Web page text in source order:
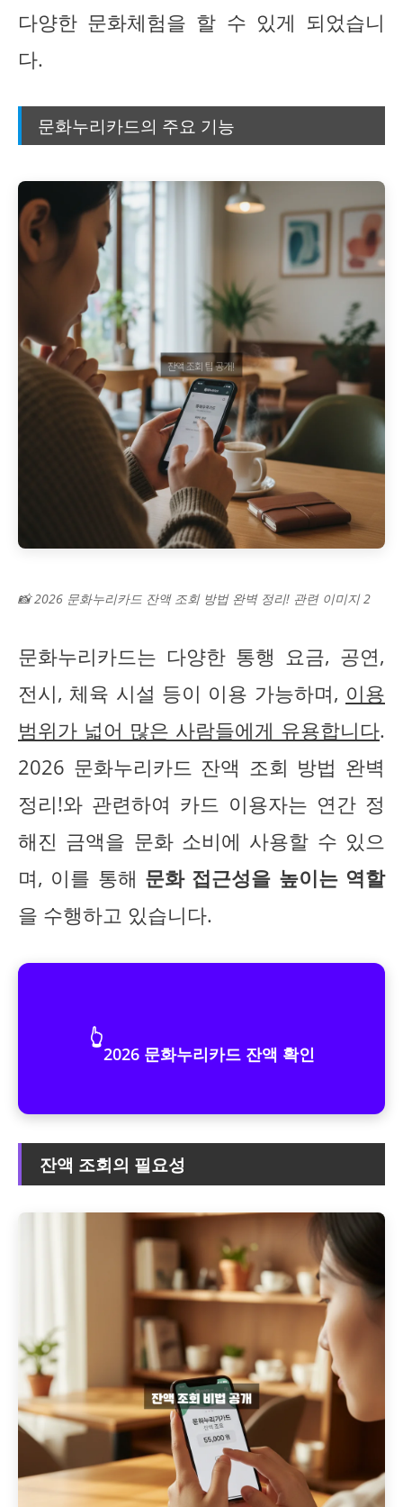
다양한 문화체험을 할 수 있게 되었습니
다.
문화누리카드의 주요 기능
📸 2026 문화누리카드 잔액 조회 방법 완벽 정리! 관련 이미지 2
문화누리카드는 다양한 통행 요금, 공연,
전시, 체육 시설 등이 이용 가능하며, 이용
범위가 넓어 많은 사람들에게 유용합니다.
2026 문화누리카드 잔액 조회 방법 완벽
정리!와 관련하여 카드 이용자는 연간 정
해진 금액을 문화 소비에 사용할 수 있으
며, 이를 통해 문화 접근성을 높이는 역할
을 수행하고 있습니다.
👆
2026 문화누리카드 잔액 확인
잔액 조회의 필요성